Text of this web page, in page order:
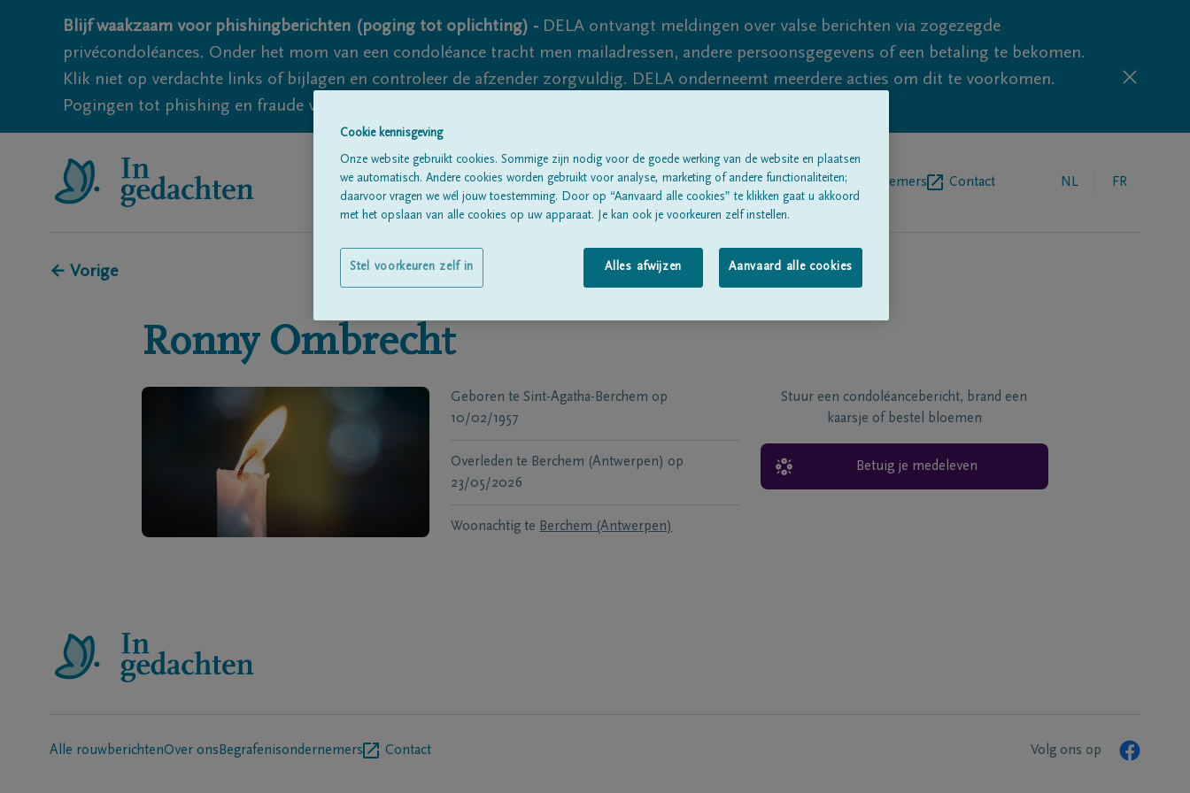
Blijf waakzaam voor phishingberichten (poging tot oplichting) - DELA ontvangt meldingen over valse berichten via zogezegde
privécondoléances. Onder het mom van een condoléance tracht men mailadressen, andere persoonsgegevens of een betaling te bekomen.
Klik niet op verdachte links of bijlagen en controleer de afzender zorgvuldig. DELA onderneemt meerdere acties om dit te voorkomen.
Pogingen tot phishing en fraude vallen echter nooit volledig uit te sluiten, dus blijf waakzaam.
Alle rouwberichten Over onsBegrafenisondernemers Contact NL FR
← Vorige
Ronny Ombrecht
Geboren te Sint-Agatha-Berchem op
10/02/1957
Overleden te Berchem (Antwerpen) op
23/05/2026
Woonachtig te Berchem (Antwerpen)
Stuur een condoléancebericht, brand een
kaarsje of bestel bloemen
Betuig je medeleven
Alle rouwberichtenOver ons Begrafenisondernemers Contact Volg ons op
Cookie kennisgeving
Onze website gebruikt cookies. Sommige zijn nodig voor de goede werking van de website en plaatsen
we automatisch. Andere cookies worden gebruikt voor analyse, marketing of andere functionaliteiten;
daarvoor vragen we wél jouw toestemming. Door op “Aanvaard alle cookies” te klikken gaat u akkoord
met het opslaan van alle cookies op uw apparaat. Je kan ook je voorkeuren zelf instellen.
Alles afwijzen Aanvaard alle cookies
Stel voorkeuren zelf in